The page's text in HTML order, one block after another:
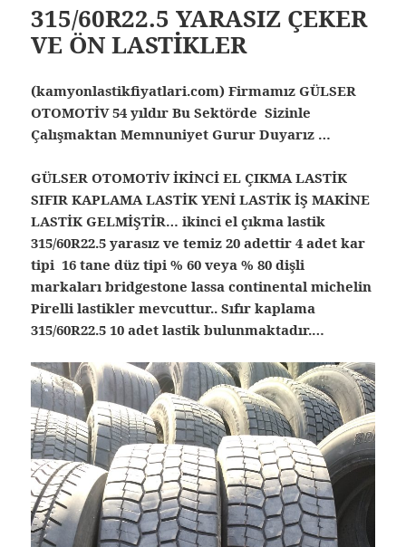
315/60R22.5 YARASIZ ÇEKER
VE ÖN LASTİKLER
(kamyonlastikfiyatlari.com) Firmamız GÜLSER
OTOMOTİV 54 yıldır Bu Sektörde Sizinle
Çalışmaktan Memnuniyet Gurur Duyarız …
GÜLSER OTOMOTİV İKİNCİ EL ÇIKMA LASTİK
SIFIR KAPLAMA LASTİK YENİ LASTİK İŞ MAKİNE
LASTİK GELMİŞTİR… ikinci el çıkma lastik
315/60R22.5 yarasız ve temiz 20 adettir 4 adet kar
tipi 16 tane düz tipi % 60 veya % 80 dişli
markaları bridgestone lassa continental michelin
Pirelli lastikler mevcuttur.. Sıfır kaplama
315/60R22.5 10 adet lastik bulunmaktadır.…